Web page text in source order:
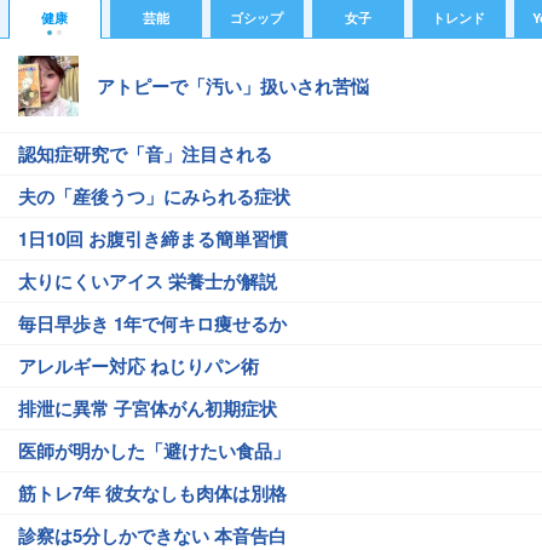
健康 芸能 ゴシップ 女子 トレンド
アトピーで「汚い」扱いされ苦悩
認知症研究で「音」注目される
夫の「産後うつ」にみられる症状
1日10回 お腹引き締まる簡単習慣
太りにくいアイス 栄養士が解説
毎日早歩き 1年で何キロ痩せるか
アレルギー対応 ねじりパン術
排泄に異常 子宮体がん初期症状
医師が明かした「避けたい食品」
筋トレ7年 彼女なしも肉体は別格
診察は5分しかできない 本音告白